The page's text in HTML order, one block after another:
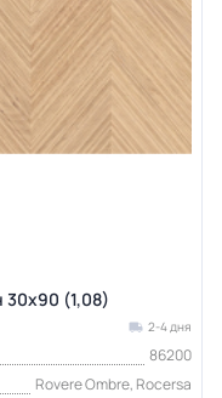
30x90 (1,08)
2-4 дня
86200
Rovere Ombre, Rocersa